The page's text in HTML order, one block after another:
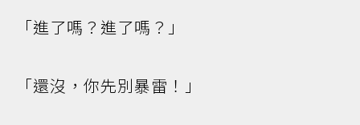
「進了嗎？進了嗎？」
「還沒，你先別暴雷！」